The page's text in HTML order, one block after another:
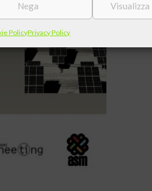
Nega Visualizza
PolicyPrivacy Policy